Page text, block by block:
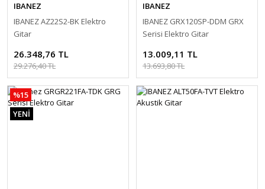
IBANEZ
IBANEZ AZ22S2-BK Elektro
Gitar
26.348,76 TL
29.276,40 TL
IBANEZ
IBANEZ GRX120SP-DDM GRX
Serisi Elektro Gitar
13.009,11 TL
13.693,80 TL
%15
YENİ